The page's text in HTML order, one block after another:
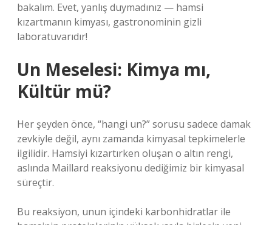
bakalım. Evet, yanlış duymadınız — hamsi
kızartmanın kimyası, gastronominin gizli
laboratuvarıdır!
Un Meselesi: Kimya mı,
Kültür mü?
Her şeyden önce, “hangi un?” sorusu sadece damak
zevkiyle değil, aynı zamanda kimyasal tepkimelerle
ilgilidir. Hamsiyi kızartırken oluşan o altın rengi,
aslında Maillard reaksiyonu dediğimiz bir kimyasal
süreçtir.
Bu reaksiyon, unun içindeki karbonhidratlar ile